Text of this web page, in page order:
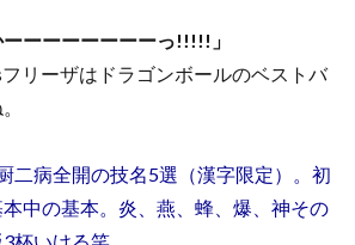
ーーーーーーーーっ!!!!!」
リーザはドラゴンボールのベストバ
二病全開の技名5選（漢字限定）。初
中の基本。炎、燕、蜂、爆、神その
杯いける笑